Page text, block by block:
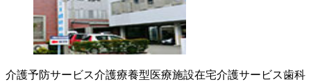
介護予防サービス介護療養型医療施設在宅介護サービス歯科